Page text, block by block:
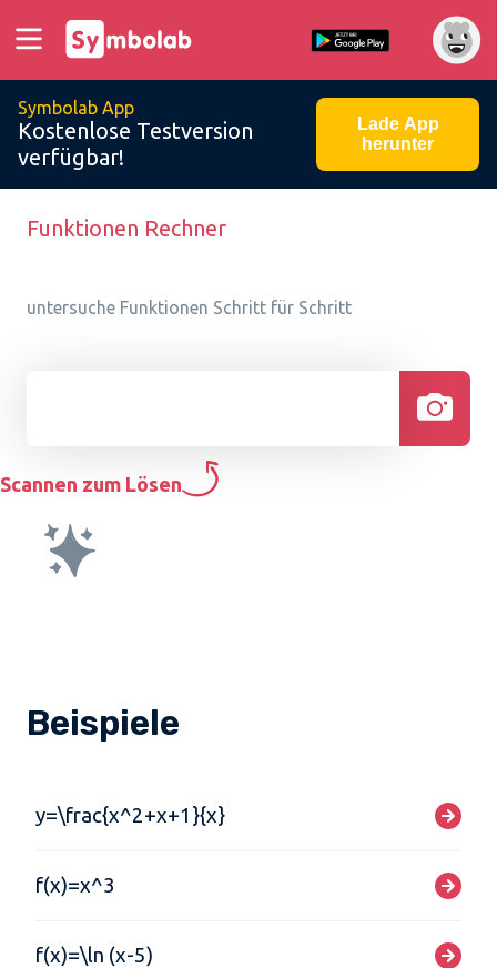
Symbolab App
Kostenlose Testversion
verfügbar!
Lade App
herunter
Funktionen Rechner
untersuche Funktionen Schritt für Schritt
Scannen zum Lösen
Beispiele
y=\frac{x^2+x+1}{x}
f(x)=x^3
f(x)=\ln (x-5)